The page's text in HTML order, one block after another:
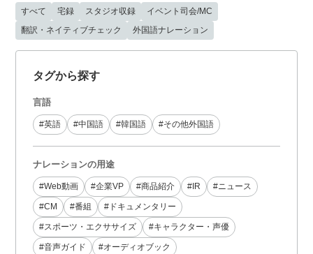
すべて 宅録 スタジオ収録
イベント司会/MC
翻訳・ネイティブチェック
外国語ナレーション
タグから探す
言語
#英語 #中国語 #韓国語 #その他外国語
ナレーションの用途
#Web動画 #企業VP #商品紹介 #IR #ニュース
#CM #番組 #ドキュメンタリー
#スポーツ・エクササイズ #キャラクター・声優
#音声ガイド #オーディオブック